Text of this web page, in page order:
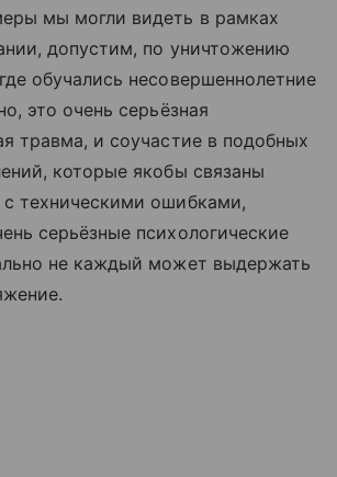
мы могли видеть в рамках
допустим, по уничтожению
обучались несовершеннолетние
это очень серьёзная
травма, и соучастие в подобных
которые якобы связаны
техническими ошибками,
серьёзные психологические
не каждый может выдержать